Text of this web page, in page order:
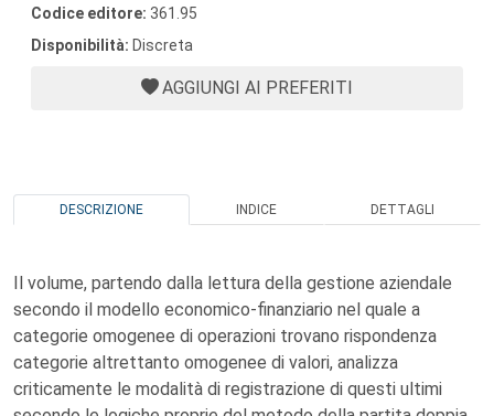
Codice editore: 361.95
Disponibilità: Discreta
AGGIUNGI AI PREFERITI
DESCRIZIONE INDICE DETTAGLI
Il volume, partendo dalla lettura della gestione aziendale
secondo il modello economico-finanziario nel quale a
categorie omogenee di operazioni trovano rispondenza
categorie altrettanto omogenee di valori, analizza
criticamente le modalità di registrazione di questi ultimi